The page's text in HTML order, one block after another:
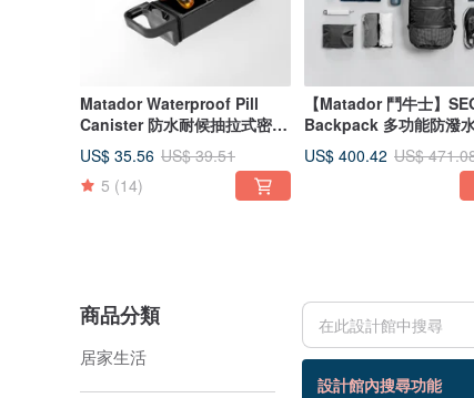
Matador Waterproof Pill
Canister 防水耐候抽拉式密封
隨身藥盒
US$ 35.56 US$ 39.51
5 (14)
【Matador 鬥牛士】
Backpack 多功能防潑
背包
US$ 400.42 US$
商品分類
居家生活
設計館內搜尋功能
3 個商品